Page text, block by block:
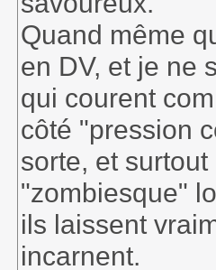
Quand même
en DV, et je ne
qui courent
côté "pression
sorte, et
"zombiesque"
ils laissent
incarnent.